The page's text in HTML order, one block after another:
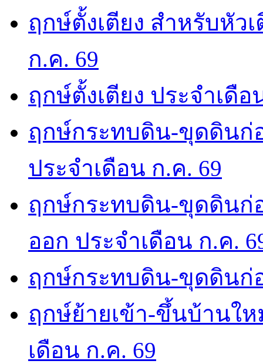
ฤกษ์ตั้งเตียง สำหรับหัว
ก.ค. 69
ฤกษ์ตั้งเตียง ประจำเดือ
ฤกษ์กระทบดิน-ขุดดินก่
ประจำเดือน ก.ค. 69
ฤกษ์กระทบดิน-ขุดดินก่
ออก ประจำเดือน ก.ค.
ฤกษ์กระทบดิน-ขุดดินก่
ฤกษ์ย้ายเข้า-ขึ้นบ้านใ
เดือน ก.ค. 69